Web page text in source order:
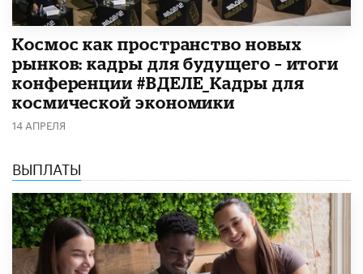
Космос как пространство новых
рынков: кадры для будущего – итоги
конференции #ВДЕЛЕ_Кадры для
космической экономики
14 АПРЕЛЯ
ВЫПЛАТЫ